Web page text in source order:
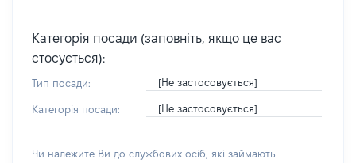
Категорія посади (заповніть, якщо це вас
стосується):
Тип посади: [Не застосовується]
Категорія посади: [Не застосовується]
Чи належите Ви до службових осіб, які займають